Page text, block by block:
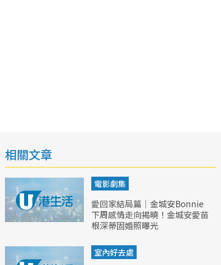
相關文章
電影劇集
愛回家結局篇｜金城安Bonnie
下周感情走向揭曉！金城安愛苗
根深蒂固婚照曝光
室內好去處